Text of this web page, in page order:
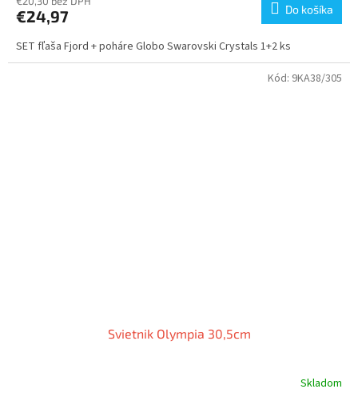
€24,97 Do košíka
SET fľaša Fjord + poháre Globo Swarovski Crystals 1+2 ks
Svietnik Olympia 30,5cm
Skladom
Kód: 9KA38/305